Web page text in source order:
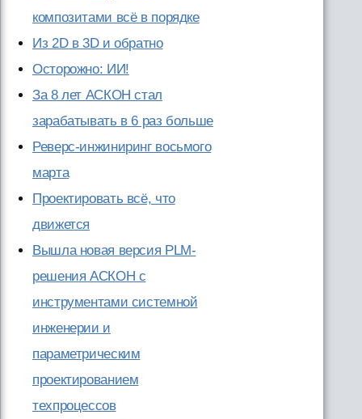
композитами всё в порядке
Из 2D в 3D и обратно
Осторожно: ИИ!
За 8 лет АСКОН стал
зарабатывать в 6 раз больше
Реверс-инжиниринг восьмого
марта
Проектировать всё, что
движется
Вышла новая версия PLM-
решения АСКОН с
инструментами системной
инженерии и
параметрическим
проектированием
техпроцессов